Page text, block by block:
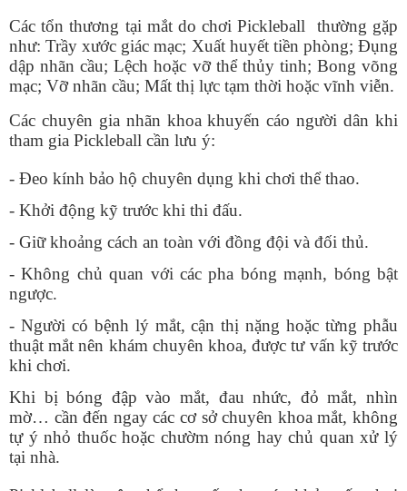
Các tổn thương tại mắt do chơi Pickleball thường gặp
như: Trầy xước giác mạc; Xuất huyết tiền phòng; Đụng
dập nhãn cầu; Lệch hoặc vỡ thể thủy tinh; Bong võng
mạc; Vỡ nhãn cầu; Mất thị lực tạm thời hoặc vĩnh viễn.
Các chuyên gia nhãn khoa khuyến cáo người dân khi
tham gia Pickleball cần lưu ý:
- Đeo kính bảo hộ chuyên dụng khi chơi thể thao.
- Khởi động kỹ trước khi thi đấu.
- Giữ khoảng cách an toàn với đồng đội và đối thủ.
- Không chủ quan với các pha bóng mạnh, bóng bật
ngược.
- Người có bệnh lý mắt, cận thị nặng hoặc từng phẫu
thuật mắt nên khám chuyên khoa, được tư vấn kỹ trước
khi chơi.
Khi bị bóng đập vào mắt, đau nhức, đỏ mắt, nhìn
mờ… cần đến ngay các cơ sở chuyên khoa mắt, không
tự ý nhỏ thuốc hoặc chườm nóng hay chủ quan xử lý
tại nhà.